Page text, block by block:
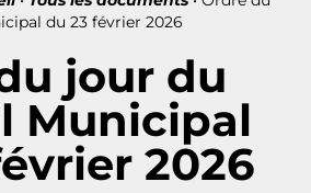
du 23 février 2026
jour du
Municipal
2026